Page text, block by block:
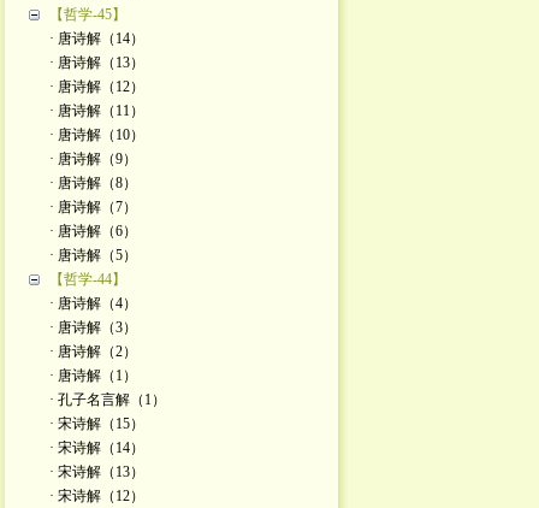
【哲学-45】
· 唐诗解（14）
· 唐诗解（13）
· 唐诗解（12）
· 唐诗解（11）
· 唐诗解（10）
· 唐诗解（9）
· 唐诗解（8）
· 唐诗解（7）
· 唐诗解（6）
· 唐诗解（5）
【哲学-44】
· 唐诗解（4）
· 唐诗解（3）
· 唐诗解（2）
· 唐诗解（1）
· 孔子名言解（1）
· 宋诗解（15）
· 宋诗解（14）
· 宋诗解（13）
· 宋诗解（12）